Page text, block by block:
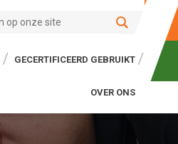
GECERTIFICEERD GEBRUIKT
OVER ONS